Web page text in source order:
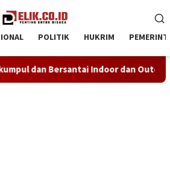
POLITIK HUKRIM
Indoor dan Outdoor